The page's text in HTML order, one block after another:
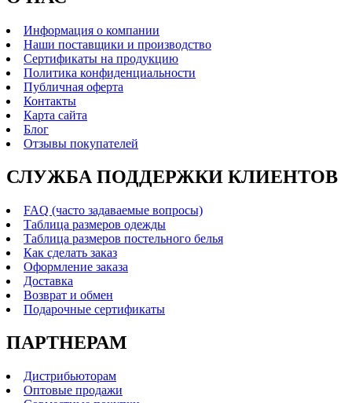
Информация о компании
Наши поставщики и производство
Сертификаты на продукцию
Политика конфиденциальности
Публичная оферта
Контакты
Карта сайта
Блог
Отзывы покупателей
СЛУЖБА ПОДДЕРЖКИ КЛИЕНТОВ
FAQ (часто задаваемые вопросы)
Таблица размеров одежды
Таблица размеров постельного белья
Как сделать заказ
Оформление заказа
Доставка
Возврат и обмен
Подарочные сертификаты
ПАРТНЕРАМ
Дистрибьюторам
Оптовые продажи